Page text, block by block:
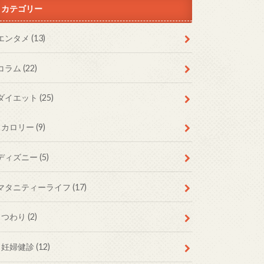
カテゴリー
ンタメ(13)
ラム(22)
イエット(25)
カロリー (9)
ィズニー(5)
タニティーライフ(17)
つわり (2)
妊婦健診 (12)